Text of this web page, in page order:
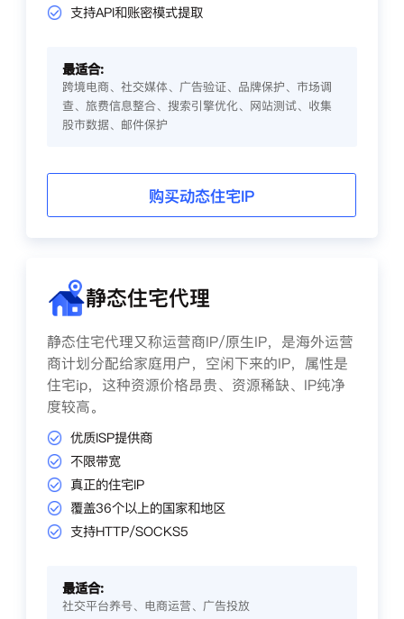
支持API和账密模式提取
最适合:
跨境电商、社交媒体、广告验证、品牌保护、市场调
查、旅费信息整合、搜索引擎优化、网站测试、收集
股市数据、邮件保护
购买动态住宅IP
静态住宅代理
静态住宅代理又称运营商IP/原生IP，是海外运营
商计划分配给家庭用户，空闲下来的IP，属性是
住宅ip，这种资源价格昂贵、资源稀缺、IP纯净
度较高。
优质ISP提供商
不限带宽
真正的住宅IP
覆盖36个以上的国家和地区
支持HTTP/SOCKS5
最适合:
社交平台养号、电商运营、广告投放